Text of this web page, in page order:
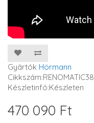
Gyártók Hörmann
Cikkszám:RENOMATIC38
Készletinfó:Készleten
470 090 Ft